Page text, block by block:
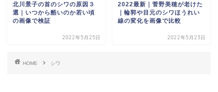
北川景子の首のシワの原因３
選｜いつから酷いのか若い頃
の画像で検証
2022年5月25日
2022最新｜菅野美穂が老けた
｜輪郭や目元のシワほうれい
線の変化を画像で比較
2022年5月23日
HOME シワ